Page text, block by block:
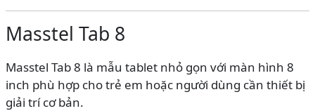
Masstel Tab 8
Masstel Tab 8 là mẫu tablet nhỏ gọn với màn hình 8
inch phù hợp cho trẻ em hoặc người dùng cần thiết bị
giải trí cơ bản.